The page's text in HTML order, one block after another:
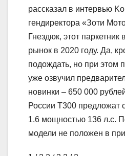
рассказал в интервью
гендиректора «Зоти
Гнездюк, этот
рынок в 2020 году. Да,
подождать, но при этом
уже озвучил
новинки – 650 000
России T300 предложат
1.6 мощностью 136 л.с.
модели не положен в